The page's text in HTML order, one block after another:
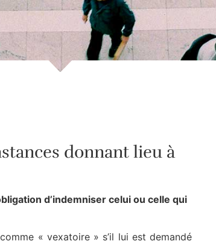
donnant lieu à
d’indemniser celui ou celle qui
« vexatoire » s’il lui est demandé